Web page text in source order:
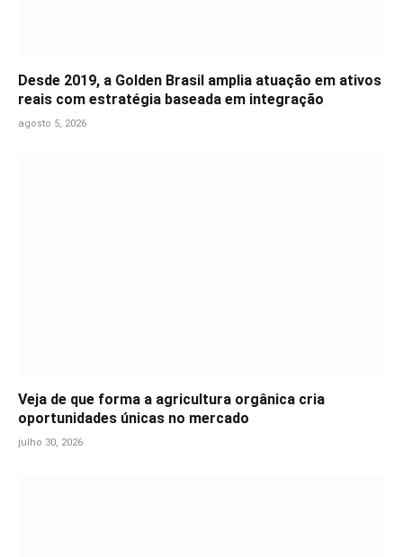
Desde 2019, a Golden Brasil amplia atuação em ativos
reais com estratégia baseada em integração
agosto 5, 2026
Veja de que forma a agricultura orgânica cria
oportunidades únicas no mercado
julho 30, 2026